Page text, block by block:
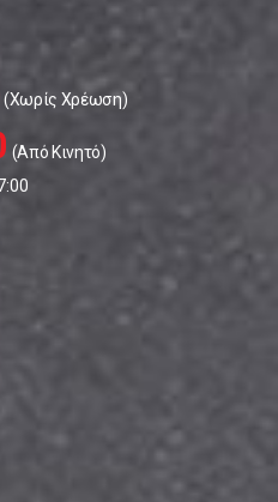
(Χωρίς Χρέωση)
(Από Κινητό)